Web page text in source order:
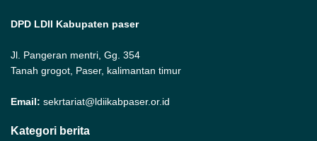
DPD LDII Kabupaten paser
Jl. Pangeran mentri, Gg. 354
Tanah grogot, Paser, kalimantan timur
Email: sekrtariat@ldiikabpaser.or.id
Kategori berita